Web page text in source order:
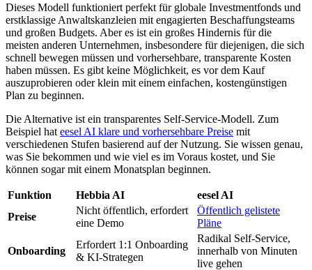
Dieses Modell funktioniert perfekt für globale Investmentfonds und
erstklassige Anwaltskanzleien mit engagierten Beschaffungsteams
und großen Budgets. Aber es ist ein großes Hindernis für die
meisten anderen Unternehmen, insbesondere für diejenigen, die sich
schnell bewegen müssen und vorhersehbare, transparente Kosten
haben müssen. Es gibt keine Möglichkeit, es vor dem Kauf
auszuprobieren oder klein mit einem einfachen, kostengünstigen
Plan zu beginnen.
Die Alternative ist ein transparentes Self-Service-Modell. Zum
Beispiel hat eesel AI klare und vorhersehbare Preise mit
verschiedenen Stufen basierend auf der Nutzung. Sie wissen genau,
was Sie bekommen und wie viel es im Voraus kostet, und Sie
können sogar mit einem Monatsplan beginnen.
Funktion Hebbia AI
eesel AI
Preise
Nicht öffentlich, erfordert
eine Demo
Öffentlich gelistete
Pläne
Onboarding
Erfordert 1:1 Onboarding
& KI-Strategen
Radikal Self-Service,
innerhalb von Minuten
live gehen